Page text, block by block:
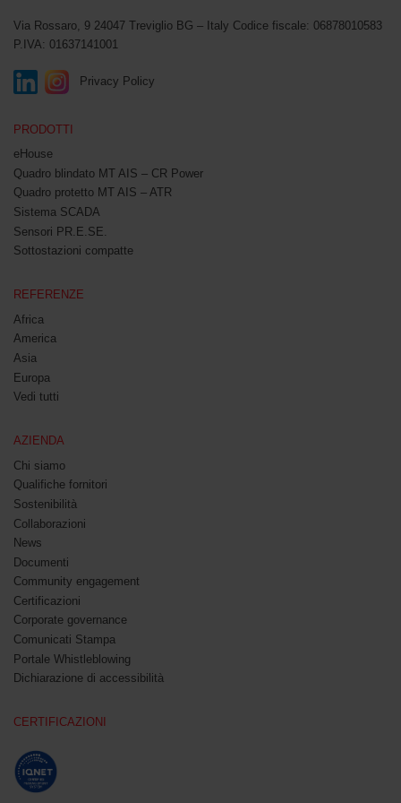
Via Rossaro, 9 24047 Treviglio BG – Italy Codice fiscale: 06878010583
P.IVA: 01637141001
Privacy Policy
PRODOTTI
eHouse
Quadro blindato MT AIS – CR Power
Quadro protetto MT AIS – ATR
Sistema SCADA
Sensori PR.E.SE.
Sottostazioni compatte
REFERENZE
Africa
America
Asia
Europa
Vedi tutti
AZIENDA
Chi siamo
Qualifiche fornitori
Sostenibilità
Collaborazioni
News
Documenti
Community engagement
Certificazioni
Corporate governance
Comunicati Stampa
Portale Whistleblowing
Dichiarazione di accessibilità
CERTIFICAZIONI